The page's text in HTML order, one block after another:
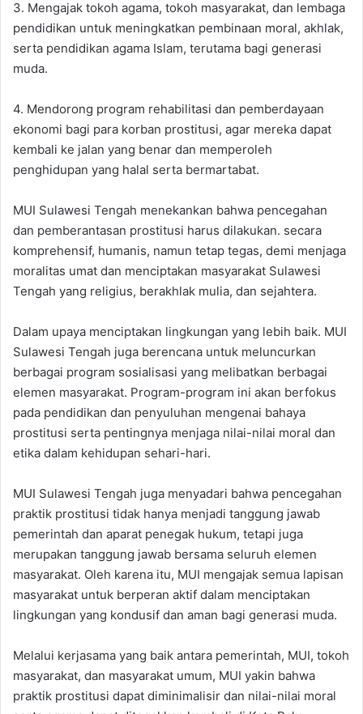
3. Mengajak tokoh agama, tokoh masyarakat, dan lembaga
pendidikan untuk meningkatkan pembinaan moral, akhlak,
serta pendidikan agama Islam, terutama bagi generasi
muda.
4. Mendorong program rehabilitasi dan pemberdayaan
ekonomi bagi para korban prostitusi, agar mereka dapat
kembali ke jalan yang benar dan memperoleh
penghidupan yang halal serta bermartabat.
MUI Sulawesi Tengah menekankan bahwa pencegahan
dan pemberantasan prostitusi harus dilakukan. secara
komprehensif, humanis, namun tetap tegas, demi menjaga
moralitas umat dan menciptakan masyarakat Sulawesi
Tengah yang religius, berakhlak mulia, dan sejahtera.
Dalam upaya menciptakan lingkungan yang lebih baik. MUI
Sulawesi Tengah juga berencana untuk meluncurkan
berbagai program sosialisasi yang melibatkan berbagai
elemen masyarakat. Program-program ini akan berfokus
pada pendidikan dan penyuluhan mengenai bahaya
prostitusi serta pentingnya menjaga nilai-nilai moral dan
etika dalam kehidupan sehari-hari.
MUI Sulawesi Tengah juga menyadari bahwa pencegahan
praktik prostitusi tidak hanya menjadi tanggung jawab
pemerintah dan aparat penegak hukum, tetapi juga
merupakan tanggung jawab bersama seluruh elemen
masyarakat. Oleh karena itu, MUI mengajak semua lapisan
masyarakat untuk berperan aktif dalam menciptakan
lingkungan yang kondusif dan aman bagi generasi muda.
Melalui kerjasama yang baik antara pemerintah, MUI, tokoh
masyarakat, dan masyarakat umum, MUI yakin bahwa
praktik prostitusi dapat diminimalisir dan nilai-nilai moral